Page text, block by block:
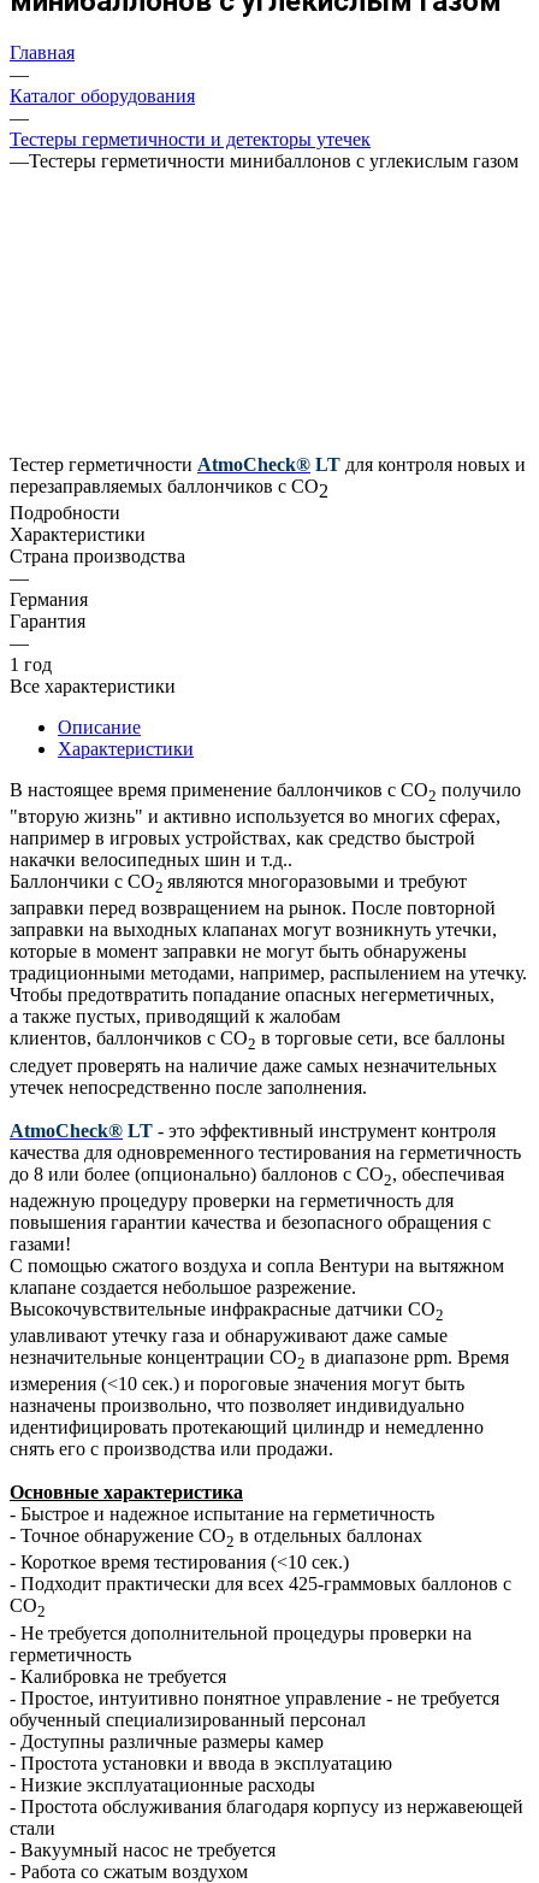
Главная
—
Каталог оборудования
—
Тестеры герметичности и детекторы утечек
—Тестеры герметичности минибаллонов с углекислым газом
Тестер герметичности AtmoCheck® LT для контроля новых и
перезаправляемых баллончиков с СО2
Подробности
Характеристики
Страна производства
—
Германия
Гарантия
—
1 год
Все характеристики
Описание
Характеристики
В настоящее время применение баллончиков с СО2 получило
"вторую жизнь" и активно используется во многих сферах,
например в игровых устройствах, как средство быстрой
накачки велосипедных шин и т.д..
Баллончики с CO2 являются многоразовыми и требуют
заправки перед возвращением на рынок. После повторной
заправки на выходных клапанах могут возникнуть утечки,
которые в момент заправки не могут быть обнаружены
традиционными методами, например, распылением на утечку.
Чтобы предотвратить попадание опасных негерметичных,
а также пустых, приводящий к жалобам
клиентов, баллончиков с СО2 в торговые сети, все баллоны
следует проверять на наличие даже самых незначительных
утечек непосредственно после заполнения.
AtmoCheck® LT - это эффективный инструмент контроля
качества для одновременного тестирования на герметичность
до 8 или более (опционально) баллонов с CO2, обеспечивая
надежную процедуру проверки на герметичность для
повышения гарантии качества и безопасного обращения с
газами!
С помощью сжатого воздуха и сопла Вентури на вытяжном
клапане создается небольшое разрежение.
Высокочувствительные инфракрасные датчики CO2
улавливают утечку газа и обнаруживают даже самые
незначительные концентрации CO2 в диапазоне ppm. Время
измерения (<10 сек.) и пороговые значения могут быть
назначены произвольно, что позволяет индивидуально
идентифицировать протекающий цилиндр и немедленно
снять его с производства или продажи.
Основные характеристика
- Быстрое и надежное испытание на герметичность
- Точное обнаружение CO2 в отдельных баллонах
- Короткое время тестирования (<10 сек.)
- Подходит практически для всех 425-граммовых баллонов с
CO2
- Не требуется дополнительной процедуры проверки на
герметичность
- Калибровка не требуется
- Простое, интуитивно понятное управление - не требуется
обученный специализированный персонал
- Доступны различные размеры камер
- Простота установки и ввода в эксплуатацию
- Низкие эксплуатационные расходы
- Простота обслуживания благодаря корпусу из нержавеющей
стали
- Вакуумный насос не требуется
- Работа со сжатым воздухом